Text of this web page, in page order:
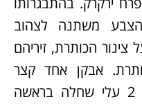
משתנה לצהוב
5 קבועים על צינור הכותרת, זיריהם
אבקן אחד קצר
מהשאר. השחלה עילית בת 2 עלי שחלה בראשה